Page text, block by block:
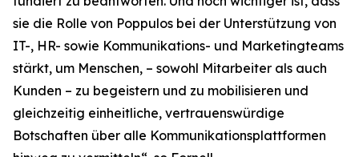
sie die Rolle von Poppulos bei der Unterstützung von
IT-, HR- sowie Kommunikations- und Marketingteams
stärkt, um Menschen, – sowohl Mitarbeiter als auch
Kunden – zu begeistern und zu mobilisieren und
gleichzeitig einheitliche, vertrauenswürdige
Botschaften über alle Kommunikationsplattformen